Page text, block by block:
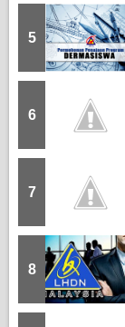
5
6
7
8